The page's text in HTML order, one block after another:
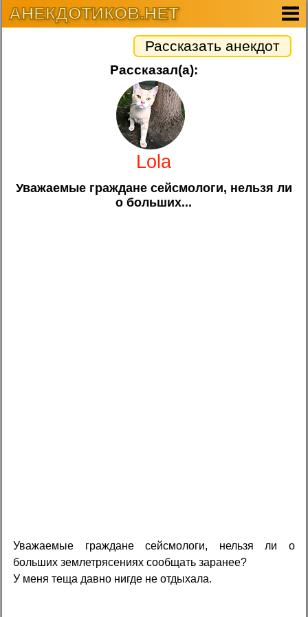
АНЕКДОТИКОВ.НЕТ
Рассказать анекдот
Рассказал(а):
Lola
Уважаемые граждане сейсмологи, нельзя ли
о больших...
Уважаемые граждане сейсмологи, нельзя ли о
больших землетрясениях сообщать заранее?
У меня теща давно нигде не отдыхала.